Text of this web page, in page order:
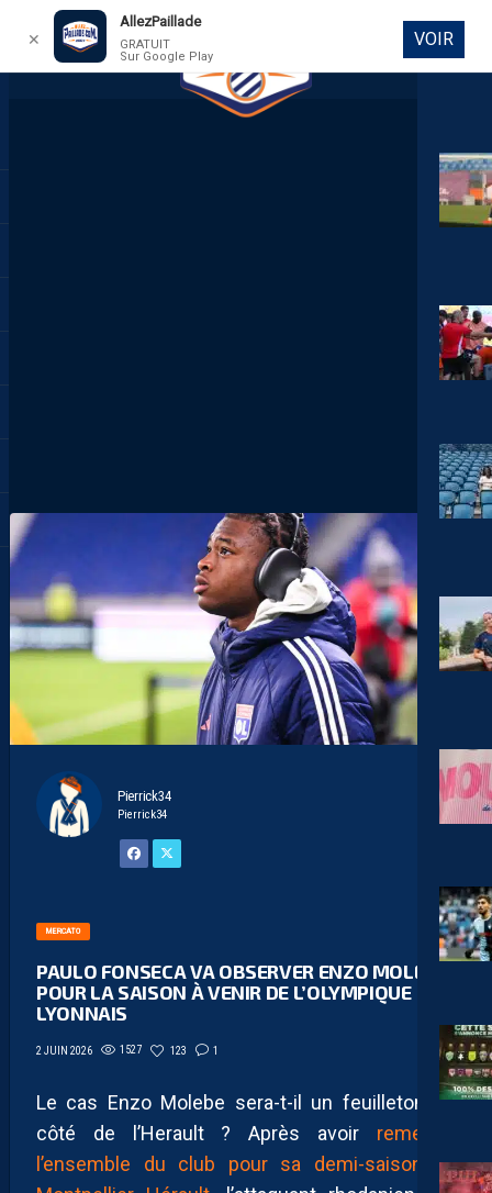
DIRECT
Pierrick34
Pierrick34
MERCATO
PAULO FONSECA VA OBSERVER ENZO MOLEBE
POUR LA SAISON À VENIR DE L’OLYMPIQUE
LYONNAIS
2 JUIN 2026 1527 123 1
Le cas Enzo Molebe sera-t-il un feuilleton du
côté de l’Herault ? Après avoir remercié
l’ensemble du club pour sa demi-saison au
✕
AllezPaillade
GRATUIT
Sur Google Play
VOIR